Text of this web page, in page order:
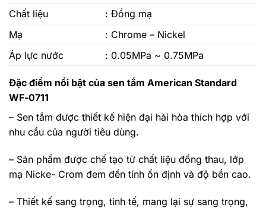
Chất liệu
: Đồng mạ
Mạ
: Chrome – Nickel
Áp lực nước
: 0.05MPa ~ 0.75MPa
Đặc điểm nổi bật của sen tắm American Standard
WF-0711
– Sen tắm được thiết kế hiện đại hài hòa thích hợp với
nhu cầu của người tiêu dùng.
– Sản phẩm được chế tạo từ chất liệu đồng thau, lớp
mạ Nicke- Crom đem đến tính ổn định và độ bền cao.
– Thiết kế sang trọng, tinh tế, mang lại sự sang trọng,